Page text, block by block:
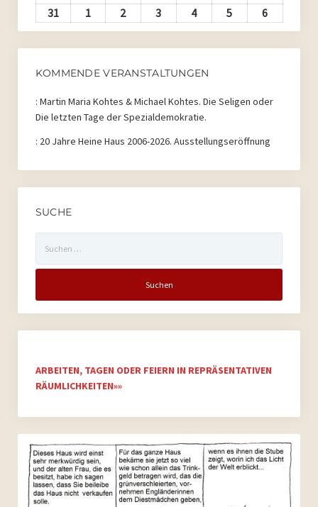
August
2026
August
2026
August
2026
August
2026
August
2026
August
2026
2026
3131.
August
2026
11.
September
2026
22.
September
2026
3
September
2026
44.
September
2026
5
September
2026
6
2026
KOMMENDE VERANSTALTUNGEN
: Martin Maria Kohtes & Michael Kohtes. Die Seligen oder
Die letzten Tage der Spezialdemokratie.
: 20 Jahre Heine Haus 2006-2026. Ausstellungseröffnung
SUCHE
nach:
ARBEITEN, TAGEN ODER FEIERN IN REPRÄSENTATIVEN
RÄUMLICHKEITEN»»